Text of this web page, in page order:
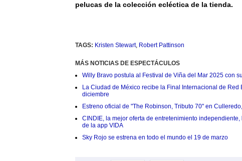
pelucas de la colección ecléctica de la tienda.
TAGS: Kristen Stewart, Robert Pattinson
MÁS NOTICIAS DE ESPECTÁCULOS
Willy Bravo postula al Festival de Viña del Mar 2025 con
La Ciudad de México recibe la Final Internacional de Red
diciembre
Estreno oficial de "The Robinson, Tributo 70" en
CINDIE, la mejor oferta de entretenimiento
de la app VIDA
Sky Rojo se estrena en todo el mundo el 19 de marzo